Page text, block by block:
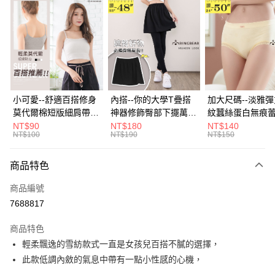
超商取貨付款
LINE Pay
Apple Pay
街口支付
悠遊付
Google Pay
全盈+PAY
大哥付你分期
【大哥付你分期使用說明】
1.本服務由台灣大哥大提供，台灣大哥大用戶可立即使用無須另外申請。
流程，驗證手機門號後，選擇欲分期的期數、繳款截止日，確認付款後即完
成交易。
3.實際核准額度、可分期數及費用金額請依後續交易確認頁面所載為準。
4.訂單成立30分鐘內，如未前往確認交易或遇審核未通過，訂單將自動取
AFTEE先享後付
【關於「AFTEE先享後付」】
AFTEE先享後付是「在收到商品之後才付款」的支付方式。 讓您購物簡單
便利好安心！
１．簡單：不需註冊會員、不需綁卡、不需儲值。
ATM付款
小可愛--舒適百搭修身
莫代爾棉短版細肩帶素
色背心(白.黑.灰L-2L)-
U582眼圈熊中大尺碼
NT$90
NT$100
內搭--你的大學T疊搭
神器修飾臀部下擺萬用
內搭裙/遮臀裙(黑2L-
6L)-Q155眼圈熊中大
NT$180
NT$190
加大尺碼--淡雅
紋蠶絲蛋白無痕
角內褲(白.粉.藍.
3L)-L28眼圈熊中
NT$140
NT$150
商品特色
商品編號
7688817
商品特色
輕柔飄逸的雪紡款式一直是女孩兒百搭不膩的選擇，
此款低調內斂的氣息中帶有一點小性感的心機，